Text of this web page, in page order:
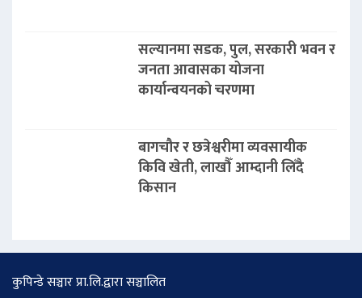
सल्यानमा सडक, पुल, सरकारी भवन र
जनता आवासका योजना
कार्यान्वयनको चरणमा
बागचौर र छत्रेश्वरीमा व्यवसायीक
किवि खेती, लाखौँ आम्दानी लिँदै
किसान
कुपिन्डे सञ्चार प्रा.लि.द्वारा सञ्चालित